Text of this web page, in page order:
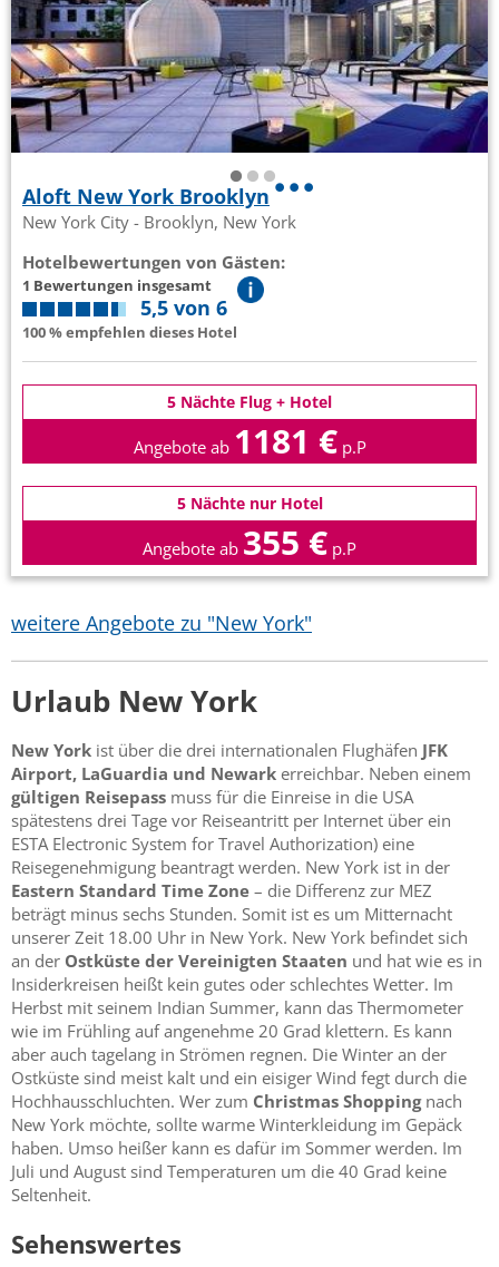
Aloft New York Brooklyn
New York City - Brooklyn, New York
Hotelbewertungen von Gästen:
1 Bewertungen insgesamt
5,5 von 6
100 % empfehlen dieses Hotel
5 Nächte Flug + Hotel
Angebote ab 1181 € p.P
5 Nächte nur Hotel
Angebote ab 355 € p.P
weitere Angebote zu "New York"
Urlaub New York
New York ist über die drei internationalen Flughäfen JFK
Airport, LaGuardia und Newark erreichbar. Neben einem
gültigen Reisepass muss für die Einreise in die USA
spätestens drei Tage vor Reiseantritt per Internet über ein
ESTA Electronic System for Travel Authorization) eine
Reisegenehmigung beantragt werden. New York ist in der
Eastern Standard Time Zone – die Differenz zur MEZ
beträgt minus sechs Stunden. Somit ist es um Mitternacht
unserer Zeit 18.00 Uhr in New York. New York befindet sich
an der Ostküste der Vereinigten Staaten und hat wie es in
Insiderkreisen heißt kein gutes oder schlechtes Wetter. Im
Herbst mit seinem Indian Summer, kann das Thermometer
wie im Frühling auf angenehme 20 Grad klettern. Es kann
aber auch tagelang in Strömen regnen. Die Winter an der
Ostküste sind meist kalt und ein eisiger Wind fegt durch die
Hochhausschluchten. Wer zum Christmas Shoppingnach
New York möchte, sollte warme Winterkleidung im Gepäck
haben. Umso heißer kann es dafür im Sommer werden. Im
Juli und August sind Temperaturen um die 40 Grad keine
Seltenheit.
Sehenswertes